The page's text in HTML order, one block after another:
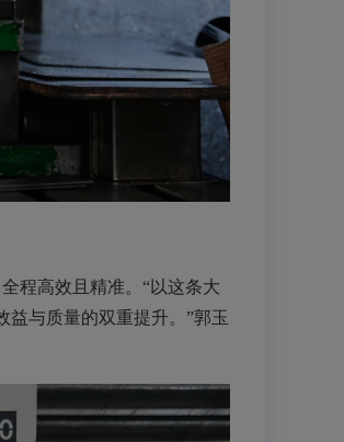
程高效且精准。“以这条大
与质量的双重提升。”郭玉